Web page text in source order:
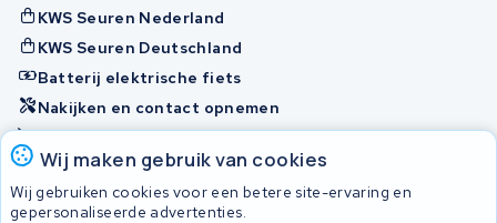
Wij maken gebruik van cookies
Wij gebruiken cookies voor een betere site-ervaring en
gepersonaliseerde advertenties.
KWS Seuren Nederland
KWS Seuren Deutschland
Batterij elektrische fiets
Nakijken en contact opnemen
Onherstelbaar
Accu's